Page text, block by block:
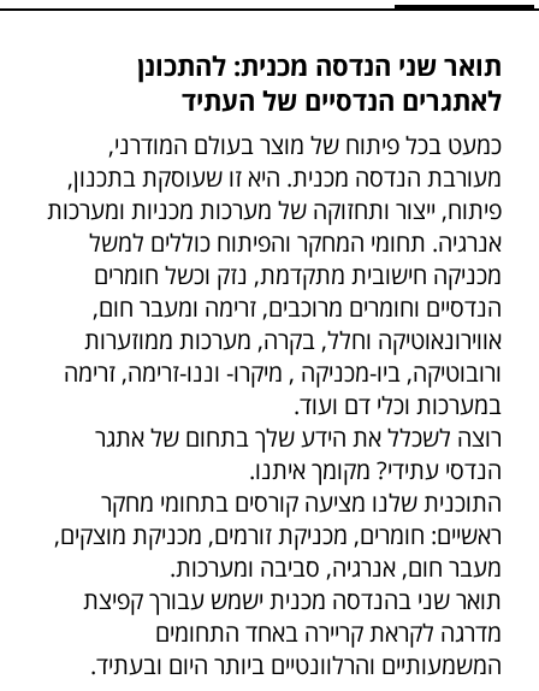
תואר שני הנדסה מכנית: להתכונן
לאתגרים הנדסיים של העתיד
כמעט בכל פיתוח של מוצר בעולם המודרני,
מעורבת הנדסה מכנית. היא זו שעוסקת בתכנון,
פיתוח, ייצור ותחזוקה של מערכות מכניות ומערכות
אנרגיה. תחומי המחקר והפיתוח כוללים למשל
מכניקה חישובית מתקדמת, נזק וכשל חומרים
הנדסיים וחומרים מרוכבים, זרימה ומעבר חום,
אווירונאוטיקה וחלל, בקרה, מערכות ממוזערות
ורובוטיקה, ביו-מכניקה , מיקרו- וננו-זרימה, זרימה
במערכות וכלי דם ועוד.
רוצה לשכלל את הידע שלך בתחום של אתגר
הנדסי עתידי? מקומך איתנו.
התוכנית שלנו מציעה קורסים בתחומי מחקר
ראשיים: חומרים, מכניקת זורמים, מכניקת מוצקים,
מעבר חום, אנרגיה, סביבה ומערכות.
תואר שני בהנדסה מכנית ישמש עבורך קפיצת
מדרגה לקראת קריירה באחד התחומים
המשמעותיים והרלוונטיים ביותר היום ובעתיד.